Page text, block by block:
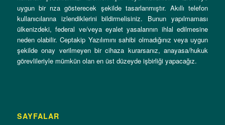
uygun bir rıza gösterecek şekilde tasarlanmıştır. Akıllı telefon
kullanıcılarına izlendiklerini bildirmelisiniz. Bunun yapılmaması
ülkenizdeki, federal ve/veya eyalet yasalarının ihlal edilmesine
neden olabilir. Ceptakip Yazılımını sahibi olmadığınız veya uygun
şekilde onay verilmeyen bir cihaza kurarsanız, anayasa/hukuk
görevlileriyle mümkün olan en üst düzeyde işbirliği yapacağız.
SAYFALAR